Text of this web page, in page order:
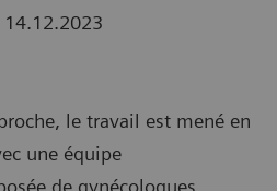
14.12.2023
le travail est mené en
une équipe
de gynécologues,